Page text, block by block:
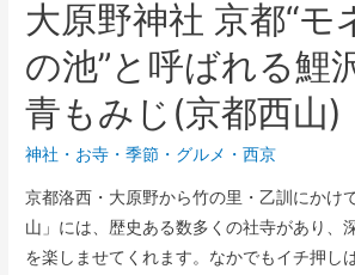
大原野神社 京都“モ
の池”と呼ばれる鯉
青もみじ(京都西山)
神社・お寺 ・季節 ・ グルメ ・西京
京都洛西・大原野から竹の里・乙訓にかけ
山」には、歴史ある数多くの社寺があり、
を楽しませてくれます。なかでもイチ押し